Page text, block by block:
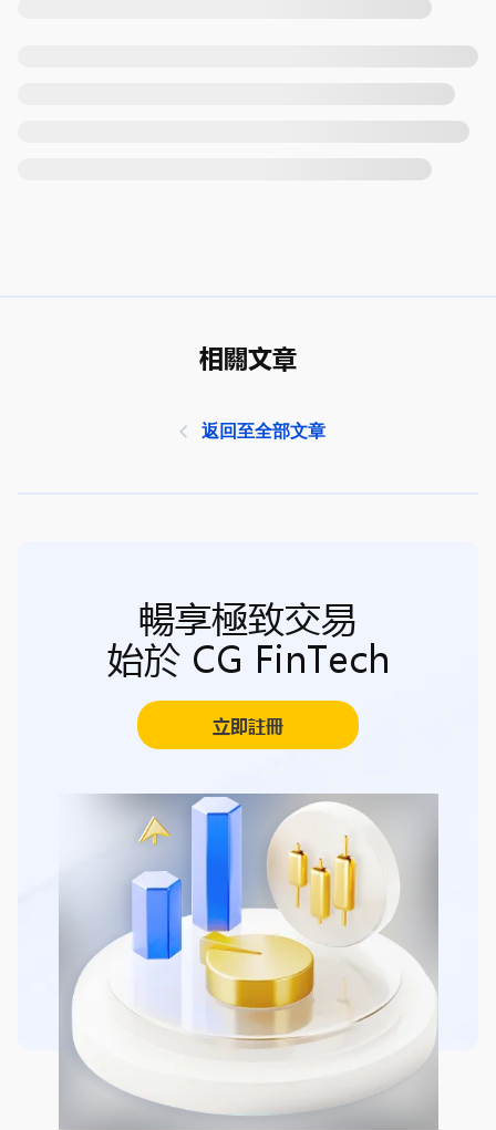
相關文章
返回至全部文章
暢享極致交易
始於 CG FinTech
立即註冊